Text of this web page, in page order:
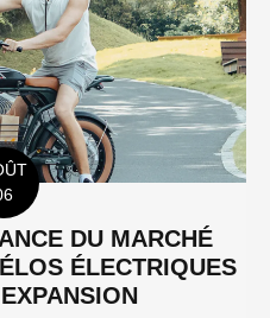
DU MARCHÉ
ÉLECTRIQUES